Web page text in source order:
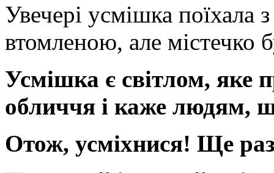
Увечері усмішка поїхала
втомленою, але містечко
Усмішка є світлом, яке
обличчя і каже людям,
Отож, усміхнися! Ще